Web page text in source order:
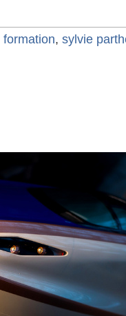
formation, sylvie